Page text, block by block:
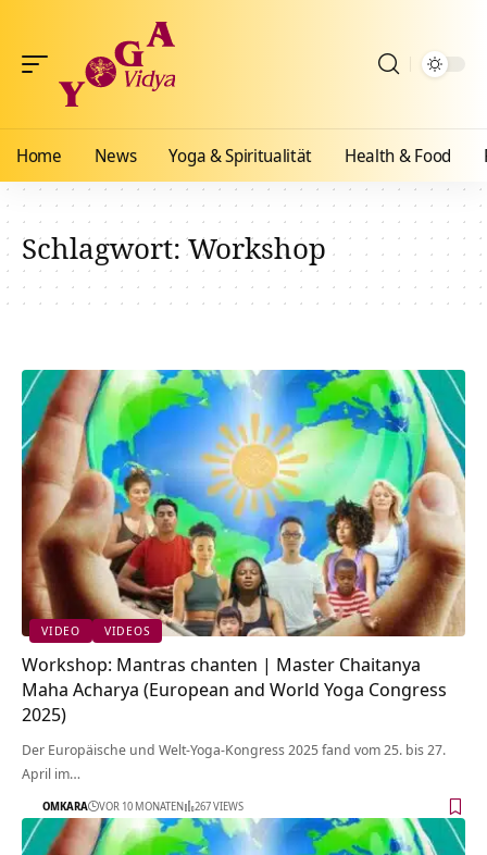
Home News Yoga & Spiritualität Health & Food
Schlagwort:Workshop
VIDEO VIDEOS
Workshop: Mantras chanten | Master Chaitanya
Maha Acharya (European and World Yoga Congress
2025)
Der Europäische und Welt-Yoga-Kongress 2025 fand vom 25. bis 27.
April im…
OMKARA VOR 10 MONATEN 267 VIEWS